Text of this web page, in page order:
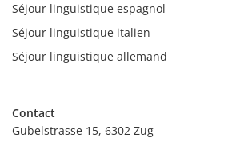
Séjour linguistique espagnol
Séjour linguistique italien
Séjour linguistique allemand
Contact
Gubelstrasse 15, 6302 Zug